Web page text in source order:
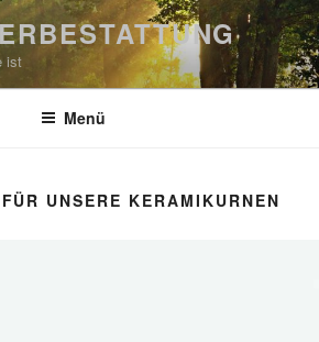
ist
Menü
UNSERE KERAMIKURNEN